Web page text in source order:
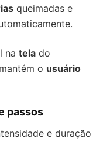
queimadas e
na tela do
o usuário
passos
e duração